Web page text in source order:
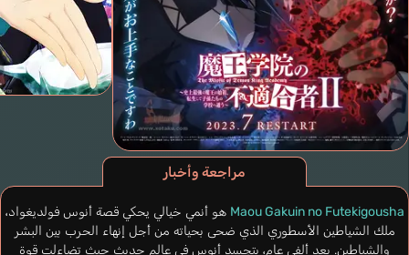
مراجعة وأخبار
Maou Gakuin no Futekigousha هو أنمي خيالي يحكي قصة أنوس فولديغواد،
ملك الشياطين الأسطوري الذي ضحى بحياته من أجل إنهاء الحرب بين البشر
والشياطين. بعد ألفي عام، يتجسد أنوس في عالم حديث حيث تضاءلت قوة